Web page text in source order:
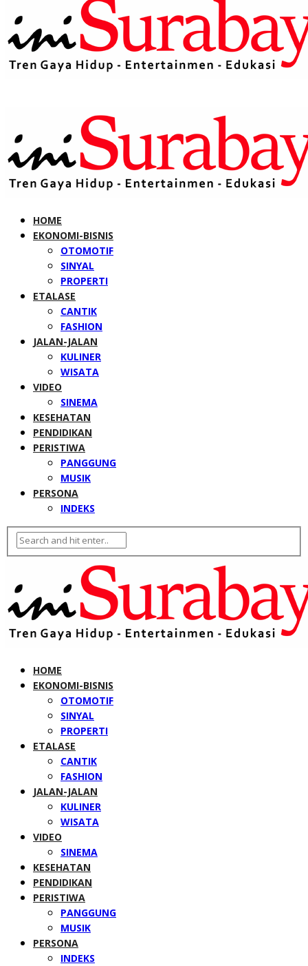
HOME
EKONOMI-BISNIS
OTOMOTIF
SINYAL
PROPERTI
ETALASE
CANTIK
FASHION
JALAN-JALAN
KULINER
WISATA
VIDEO
SINEMA
KESEHATAN
PENDIDIKAN
PERISTIWA
PANGGUNG
MUSIK
PERSONA
INDEKS
HOME
EKONOMI-BISNIS
OTOMOTIF
SINYAL
PROPERTI
ETALASE
CANTIK
FASHION
JALAN-JALAN
KULINER
WISATA
VIDEO
SINEMA
KESEHATAN
PENDIDIKAN
PERISTIWA
PANGGUNG
MUSIK
PERSONA
INDEKS